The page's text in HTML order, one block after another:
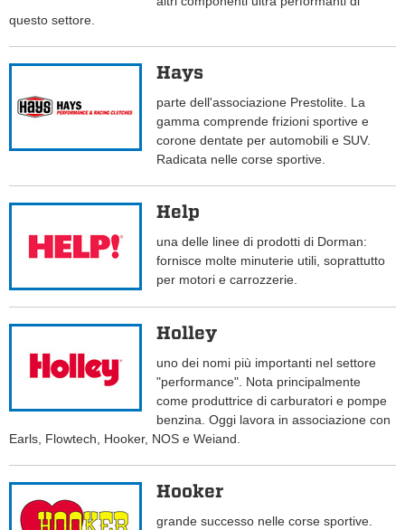
questo settore.
Hays
parte dell'associazione Prestolite. La
gamma comprende frizioni sportive e
corone dentate per automobili e SUV.
Radicata nelle corse sportive.
Help
una delle linee di prodotti di Dorman:
fornisce molte minuterie utili, soprattutto
per motori e carrozzerie.
Holley
uno dei nomi più importanti nel settore
"performance". Nota principalmente
come produttrice di carburatori e pompe
benzina. Oggi lavora in associazione con
Earls, Flowtech, Hooker, NOS e Weiand.
Hooker
grande successo nelle corse sportive.